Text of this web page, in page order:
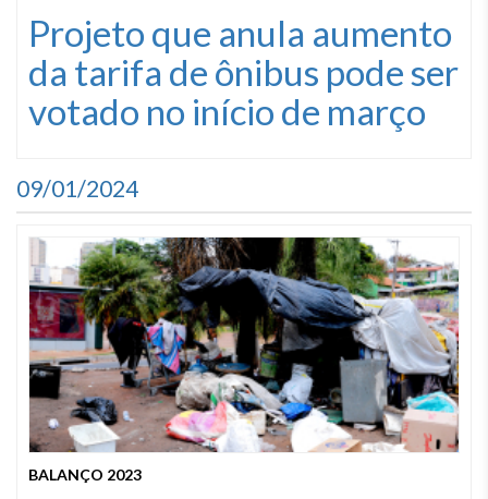
Projeto que anula aumento
da tarifa de ônibus pode ser
votado no início de março
09/01/2024
BALANÇO 2023